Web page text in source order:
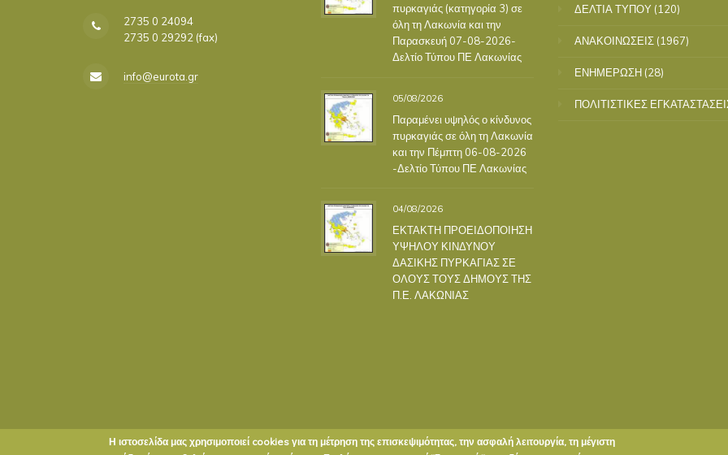
2735 0 24094
2735 0 29292 (fax)
info@eurota.gr
πυρκαγιάς (κατηγορία 3) σε
όλη τη Λακωνία και την
Παρασκευή 07-08-2026-
Δελτίο Τύπου ΠΕ Λακωνίας
05/08/2026
Παραμένει υψηλός ο κίνδυνος
πυρκαγιάς σε όλη τη Λακωνία
και την Πέμπτη 06-08-2026
-Δελτίο Τύπου ΠΕ Λακωνίας
04/08/2026
ΕΚΤΑΚΤΗ ΠΡΟΕΙΔΟΠΟΙΗΣΗ
ΥΨΗΛΟΥ ΚΙΝΔΥΝΟΥ
ΔΑΣΙΚΗΣ ΠΥΡΚΑΓΙΑΣ ΣΕ
ΟΛΟΥΣ ΤΟΥΣ ΔΗΜΟΥΣ ΤΗΣ
Π.Ε. ΛΑΚΩΝΙΑΣ
ΔΕΛΤΙΑ ΤΥΠΟΥ (120)
ΑΝΑΚΟΙΝΩΣΕΙΣ (1967)
ΕΝΗΜΕΡΩΣΗ (28)
ΠΟΛΙΤΙΣΤΙΚΕΣ
Η ιστοσελίδα μας χρησιμοποιεί cookies για τη μέτρηση της επισκεψιμότητας, την ασφαλή λειτουργία, τη μέγιστη